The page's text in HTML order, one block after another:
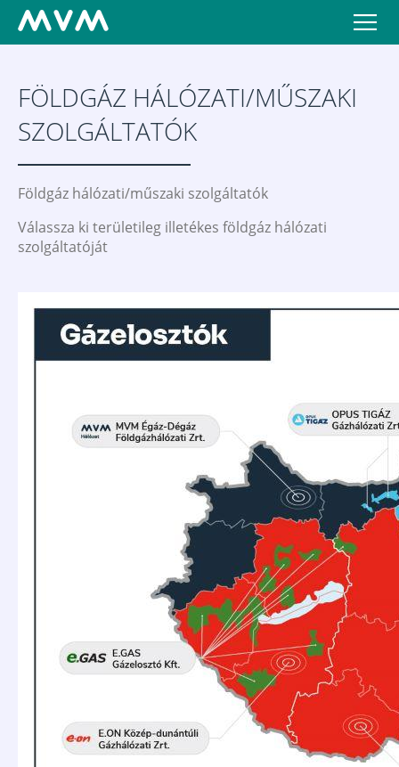
FÖLDGÁZ HÁLÓZATI/MŰSZAKI
SZOLGÁLTATÓK
Földgáz hálózati/műszaki szolgáltatók
Válassza ki területileg illetékes földgáz hálózati
szolgáltatóját